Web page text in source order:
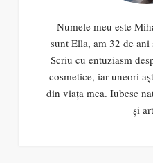
Numele meu este
sunt Ella, am 32 de
Scriu cu entuziasm
cosmetice, iar uneori
din viața mea. Iubesc
și